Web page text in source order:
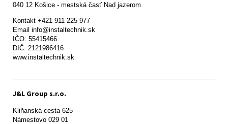
Kontakt +421 911 225 977
Email info@instaltechnik.sk
IČO: 55415466
DIČ: 2121986416
www.instaltechnik.sk
J&L Group s.r.o.
Kliňanská cesta 625
Námestovo 029 01